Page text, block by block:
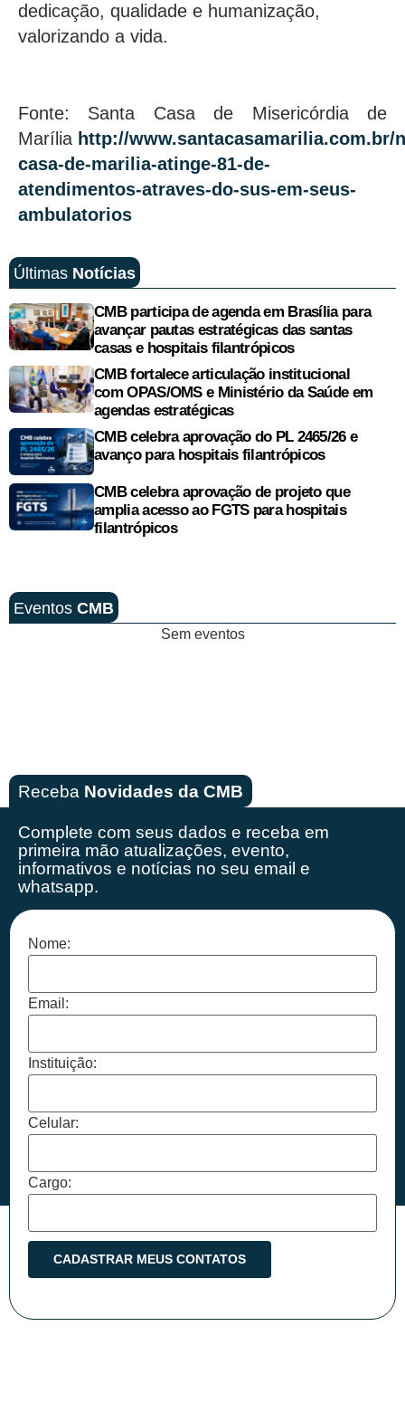
dedicação, qualidade e humanização,
valorizando a vida.
Fonte: Santa Casa de Misericórdia de
Marília http://www.santacasamarilia.com.br/
casa-de-marilia-atinge-81-de-
atendimentos-atraves-do-sus-em-seus-
ambulatorios
Últimas Notícias
CMB participa de agenda em Brasília para
avançar pautas estratégicas das santas
casas e hospitais filantrópicos
CMB fortalece articulação institucional
com OPAS/OMS e Ministério da Saúde em
agendas estratégicas
CMB celebra aprovação do PL 2465/26 e
avanço para hospitais filantrópicos
CMB celebra aprovação de projeto que
amplia acesso ao FGTS para hospitais
filantrópicos
Eventos CMB
Sem eventos
Receba Novidades da CMB
Complete com seus dados e receba em
primeira mão atualizações, evento,
informativos e notícias no seu email e
whatsapp.
Nome:
Email:
Instituição:
Celular:
Cargo: